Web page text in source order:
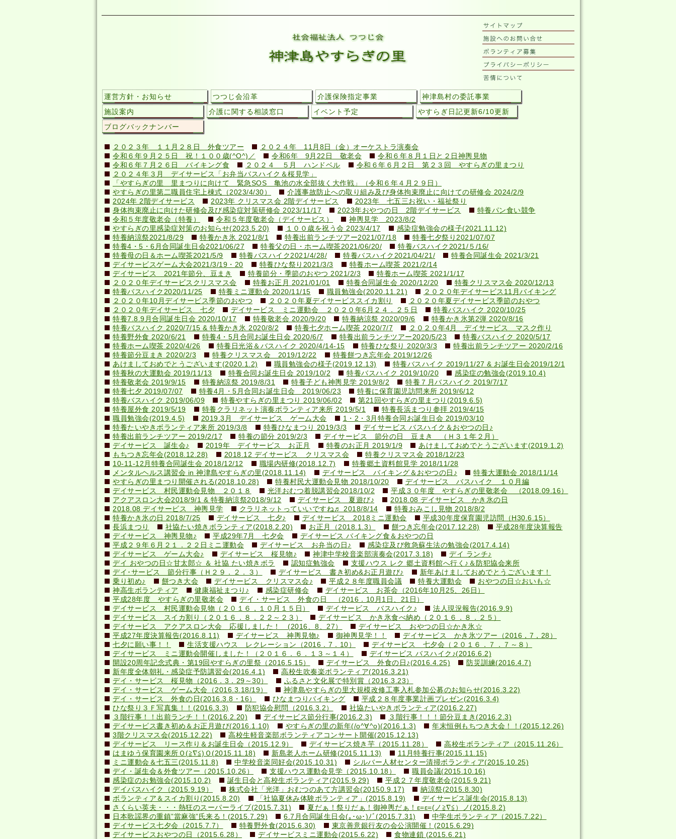
運営方針・お知らせ つつじ会沿革 介護保険指定事業
神津島村の委託事業
施設案内
介護に関する相談窓口 イベント予定
やすらぎ日記更新6/10更新
ブログバックナンバー
２０２３年 １１月２８日 外食ツアー
２０２４年 11月8日（金）オーケストラ演奏会
令和６年９月２５日 祝！１００歳(^O^)／
令和6年 9月22日 敬老会
令和６年８月１日と２日神輿見物
令和６年７月２６日 バイキング食
２０２４ ５月 ハンドベル
令和６年６月２日 第２３回 やすらぎの里まつり
２０２４年３月 デイサービス「お弁当バスハイク＆桜見学」
「やすらぎの里 里まつりに向けて 緊急SOS 亀池の水全部抜く大作戦」（令和６年４月２９日）
やすらぎの里第二職員住宅上棟式（2023/4/30）
介護事故防止への取り組み及び身体拘束廃止に向けての研修会 2024/2/9
2024年 2階デイサービス
2023年 クリスマス会 2階デイサービス
2023年 七五三お祝い・福祉祭り
身体拘束廃止に向けた研修会及び感染症対策研修会 2023/11/17
2023年おやつの日 2階デイサービス
特養パン食い競争
令和５年度敬老会（特養）
令和５年度敬老会（デイサービス）
神輿見学 2023/8/2
やすらぎの里感染症対策のお知らせ(2023.5.20)
１００歳を祝う会 2023/4/17
感染症勉強会の様子(2021.11.12)
特養納涼祭2021/8/29
特養かき氷 2021/8/1 特養出前ランチツアー2021/07/18
特養七夕祭り2021/07/07
特養4・5・6月合同誕生日会2021/06/27
特養父の日・ホーム喫茶2021/06/20/
特養バスハイク2021/５/16/
特養母の日＆ホーム喫茶2021/5/9
特養バスハイク2021/4/28/ 特養バスハイク2021/04/21/
特養合同誕生会 2021/3/21
デイサービスゲーム大会2021/3/19・20
特養ひな祭り2021/3/3
特養ホーム喫茶 2021/2/14
デイサービス 2021年節分、豆まき
特養節分・季節のおやつ 2021/2/3
特養ホーム喫茶 2021/1/17
２０２０年デイサービスクリスマス会
特養お正月 2021/01/01 特養合同誕生会 2020/12/20
特養クリスマス会 2020/12/13
特養バスハイク2020/11/25
特養ミニ運動会 2020/11/15 職員勉強会(2020.11.21)
２０２０年デイサービス11月バイキング
２０２０年10月デイサービス季節のおやつ
２０２０年夏デイサービススイカ割り
２０２０年夏デイサービス季節のおやつ
２０２０年デイサービス 七夕
デイサービス ミニ運動会 ２０２０年6月２４．２５日
特養バスハイク 2020/10/25
特養7.8.9月合同誕生日会 2020/10/17
特養敬老会 2020/9/20 特養納涼祭 2020/09/6
特養かき氷第2弾 2020/8/16
特養バスハイク 2020/7/15 & 特養かき氷 2020/8/2
特養七夕ホーム喫茶 2020/7/7
２０２０年4月 デイサービス マスク作り
特養野外食 2020/6/21
特養4・5月合同お誕生日会 2020/6/7 特養出前ランチツアー2020/5/23
特養バスハイク 2020/5/17
特養ホーム喫茶 2020/4/26
特養日光浴＆バスハイク 2020/4/14-15 特養ひな祭り 2020/3/3
特養出前ランチツアー 2020/2/16
特養節分豆まき 2020/2/3
特養クリスマス会 2019/12/22
特養餅つき忘年会 2019/12/26
あけましておめでとうございます(2020.1.2)
職員勉強会の様子(2019.12.13)
特養バスハイク 2019/11/27 & お誕生日会2019/12/1
特養秋の大運動会 2019/11/13
特養合同お誕生日会 2019/10/2 特養バスハイク 2019/10/20
感染症の勉強会(2019.10.4)
特養敬老会 2019/9/15
特養納涼祭 2019/8/31 特養子ども神輿見学 2019/8/2
特養７月バスハイク 2019/7/17
特養七夕 2019/07/07
特養4月・5月合同お誕生日会 2019/06/23
特養に保育園児訪問来所 2019/6/12
特養バスハイク 2019/06/09
特養やすらぎの里まつり 2019/06/02
第21回やすらぎの里まつり(2019.6.5)
特養屋外食 2019/5/19
特養クラリネット演奏ボランティア来所 2019/5/1
特養長浜まつり参拝 2019/4/15
職員勉強会(2019.4.5)
2019.3月 デイサービス ゲーム大会
1・2・3月特養合同お誕生日会 2019/03/10
特養たいやきボランティア来所 2019/3/8
特養ひなまつり 2019/3/3
デイサービス バスハイク＆おやつの日♪
特養出前ランチツアー 2019/2/17
特養の節分 2019/2/3
デイサービス 節分の日 豆まき （Ｈ３１年２月）
デイサービス 誕生会♪
2019年 デイサービス お正月 特養のお正月 2019/1/9
あけましておめでとうございます(2019.1.2)
もちつき忘年会(2018.12.28)
2018.12 デイサービス クリスマス会
特養クリスマス会 2018/12/23
10-11-12月特養合同誕生会 2018/12/12
職場内研修(2018.12.7)
特養郷土資料館見学 2018/11/28
メンタルヘルス講習会 in 神津島やすらぎの里(2018.11.14)
デイサービス バイキング＆おやつの日♪
特養大運動会 2018/11/14
やすらぎの里まつり開催される(2018.10.28)
特養村民大運動会見物 2018/10/20
デイサービス バスハイク １０月編
デイサービス 村民運動会見物 ２０１８
光洋おむつ着脱講習会2018/10/2
平成３０年度 やすらぎの里敬老会 （2018.09.16）
アクアスロン大会2018/9/1 & 特養納涼祭2018/9/12
デイサービス 夏遊び♪
2018.08 デイサービス かき氷の日
2018.08 デイサービス 神輿見学
クラリネットっていいですね♬ 2018/8/14
特養おみこし見物 2018/8/2
特養かき氷の日 2018/7/25
デイサービス 七夕♪ デイサービス 2018ミニ運動会
平成30年度保育園児訪問（H30.6.15）
長浜まつり
社協たい焼きボランティア(2018.2.20) お正月（2018.1.3） 餅つき忘年会(2017.12.28)
平成28年度決算報告
デイサービス 神輿見物♪
平成29年7月 七夕会
デイサービス バイキング食＆おやつの日
平成２９年６月２１．２２日ミニ運動会
デイサービス お弁当の日♪
感染症及び救急蘇生法の勉強会(2017.4.14)
デイサービス ゲーム大会♪
デイサービス 桜見物♪ 神津中学校音楽部演奏会(2017.3.18)
デイ ランチ♪
デイ おやつの日☆甘太郎☆ ＆ 社協 たい焼きボラ
認知症勉強会
支援ハウス レク 郷土資料館へ行く♪＆防犯協会来所
デイ･サービス 節分行事（Ｈ２９．２．３）
デイサービス 書き初め&お正月遊び♪
新年あけましておめでとうございます！
乗り初め♪
餅つき大会 デイサービス クリスマス会♪ 平成２８年度職員会議 特養大運動会
おやつの日☆おいも☆
神高生ボランティア
健康福祉まつり♪ 感染症研修会
デイサービス お茶会（2016年10月25、26日）
平成28年度 やすらぎの里敬老会
デイ・サービス 外食の日 （2016．10月1日、21日）
デイサービス 村民運動会見物（２０１６，１０月１５日）
デイサービス バスハイク♪
法人現況報告(2016.9.9)
デイサービス スイカ割り（２０１６．８．２２～２３）
デイサービス かき氷食べ納め（２０１６．８．２５）
デイサービス アクアスロン大会 応援しました！ (2016、8、27）
デイサービス おやつの日☆かき氷☆
平成27年度決算報告(2016.8.11)
デイサービス 神輿見物♪ 御神輿見学！！
デイサービス かき氷ツアー（2016，7，28）
七夕に願い事！！
生活支援ハウス レクレーション（2016．7．10）
デイサービス 七夕会（２０１６．７．７～８）
デイサービス ミニ運動会開催しました！（２０１６．６．１３～１４）
デイサービス バスハイク♪(2016.6.2)
開設20周年記念式典・第19回やすらぎの里祭（2016.5.15）
デイサービス 外食の日♪(2016.4.25)
防災訓練(2016.4.7)
新年度全体朝礼・感染症予防講習会(2016.4.1)
高校生吹奏楽ボランティア(2016.3.21)
デイ・サービス 桜見物（2016．3．29～30）
ふるさと文化展で特別賞（2016.3.23）
デイ・サービス ゲーム大会（2016.3.18/19）
神津島やすらぎの里大規模改修工事入札参加公募のお知らせ(2016.3.22)
デイ・サービス 外食の日(2016.3.8・16）
ひなまつりバイキング
平成２８年度事業計画プレゼン(2016.3.4)
ひな祭り３Ｆ写真集！！(2016.3.3)
防犯協会慰問（2016.3.2）
社協たいやきボランティア(2016.2.27)
３階行事！！出前ランチ！！(2016.2.20)
デイサービス節分行事(2016.2.3)
３階行事！！！節分豆まき(2016.2.3)
デイサービス書き初め＆お正月遊び(2016.1.10)
やすらぎの里の新年(/o^∀^o)(2016.1.3)
年末恒例もちつき大会！！(2015.12.26)
3階クリスマス会(2015.12.22)
高校生軽音楽部ボランティアコンサート開催(2015.12.13)
デイサービス リース作り＆お誕生日会（2015.12.9）
デイサービス焼き芋（2015.11.28）
高校生ボランティア（2015.11.26）
はまゆう保育園来所Ｏ(≧∇≦)Ｏ(2015.11.18)
新島老人ホーム研修(2015.11.13)
11月特養行事(2015.11.15)
ミニ運動会＆七五三(2015.11.8)
中学校音楽同好会(2015.10.31)
シルバー人材センター清掃ボランティア(2015.10.25)
デイ・誕生会＆外食ツアー（2015.10.26）
支援ハウス運動会見学（2015.10.18）
職員会議(2015.10.16)
感染症のお勉強会(2015.10.2)
誕生日会と高校生ボランティア(2015.9.29)
平成２７年度敬老会(2015.9.21)
デイバスハイク（2015.9.19）
株式会社「光洋」おむつのあて方講習会(20150.9.17)
納涼祭(2015.8.30)
ボランティア＆スイカ割り(2015.8.20)
「社協夏休み体験ボランティア」(2015.8.19)
デイサービス誕生会(2015.8.13)
さくらい英夫・・・熱狂のスーパーライブ(2015.7.31)
夏だぁ！祭りだぁ！御神輿だぁ！ε=ε=(ノ≧∇≦）ノ(2015.8.2)
日本歌謡界の重鎮”當麻強”氏来る！(2015.7.29)
6.7月合同誕生日会(｡･ω･)ﾉﾞ(2015.7.31)
中学生ボランティア（2015.7.22）
デイサービス七夕会（2015.7.7）
特養野外食(2015.6.30)
東京善意銀行友の会公演開催！(2015.6.29)
デイサービスおやつの日（2015.6.28）
デイサービスミニ運動会(2015.6.22)
食物連鎖 (2015.6.21)